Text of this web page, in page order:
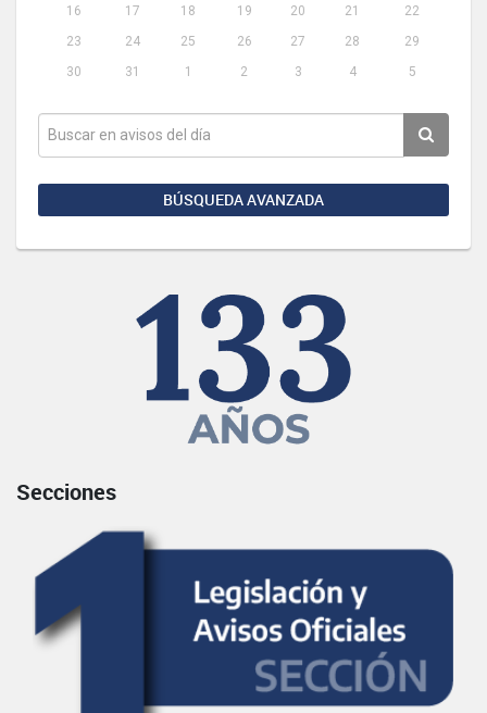
16
17 18 19 20 21
22
23
24 25 26 27 28
29
30
31 1 2 3 4 5
BÚSQUEDA AVANZADA
Secciones